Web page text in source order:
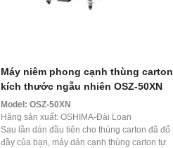
Máy niêm phong cạnh thùng carton
kích thước ngẫu nhiên OSZ-50XN
Model: OSZ-50XN
Hãng sản xuất: OSHIMA-Đài Loan
Sau lần dán đầu tiên cho thùng carton đã đổ
đầy của bạn, máy dán cạnh thùng carton tự